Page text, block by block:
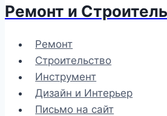
Ремонт и
Ремонт
Строительство
Инструмент
Дизайн и Интерьер
Письмо на сайт